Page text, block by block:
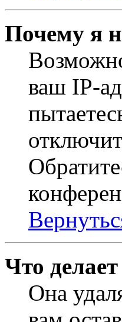
Почему я
ваш IP-
Что
Она